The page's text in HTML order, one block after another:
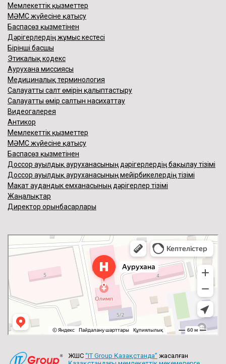
Мемлекеттік қызметтер
МӘМС жүйесіне қатысу
Баспасөз қызметінен
Дәрігерлердің жұмыс кестесі
Бірінші басшы
Этикалық кодекс
Аурухана миссиясы
Медициналық терминология
Салауатты салт өмірін қалыптастыру
Салауатты өмір салтын насихаттау
Видеогалерея
Антикор
Мемлекеттік қызметтер
МӘМС жүйесіне қатысу
Баспасөз қызметінен
Доссор ауылдық ауруханасының дәрігерлердің бақылау тізімі
Доссор ауылдық ауруханасының мейірбикелердің тізімі
Макат аудандык емханасының дәрігерлер тізімі
Жаңалықтар
Директор орынбасарлары
ЖШС “IT Group Қазақстанда” жасалған